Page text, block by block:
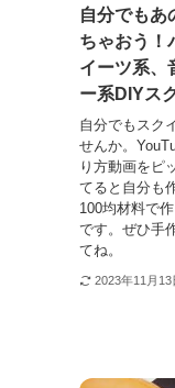
自分でもあ
ちゃおう！
イーツ系、
ー系DIYス
自分でもスク
せんか。
り方動画をピ
てると自分も
100均材料で
です。ぜひ手
てね。
2023年11月13